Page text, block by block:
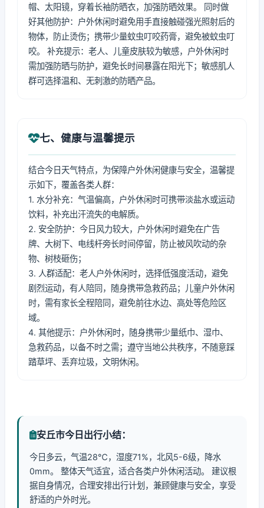
帽、太阳镜，穿着长袖防晒衣，加强防晒效果。 同时做
好其他防护：户外休闲时避免用手直接触碰强光照射后的
物体，防止烫伤；携带少量蚊虫叮咬药膏，避免被蚊虫叮
咬。 补充提示：老人、儿童皮肤较为敏感，户外休闲时
需加强防晒与防护，避免长时间暴露在阳光下；敏感肌人
群可选择温和、无刺激的防晒产品。
七、健康与温馨提示
结合今日天气特点，为保障户外休闲健康与安全，温馨提
示如下，覆盖各类人群：
1. 水分补充：气温偏高，户外休闲时可携带淡盐水或运动
饮料，补充出汗流失的电解质。
2. 安全防护：今日风力较大，户外休闲时避免在广告
牌、大树下、电线杆旁长时间停留，防止被风吹动的杂
物、树枝砸伤；
3. 人群适配：老人户外休闲时，选择低强度活动，避免
剧烈运动，有人陪同，随身携带急救药品；儿童户外休闲
时，需有家长全程陪同，避免前往水边、高处等危险区
域。
4. 其他提示：户外休闲时，随身携带少量纸巾、湿巾、
急救药品，以备不时之需；遵守当地公共秩序，不随意踩
踏草坪、丢弃垃圾，文明休闲。
安丘市今日出行小结：
今日多云，气温28℃，湿度71%，北风5-6级，降水
0mm。 整体天气适宜，适合各类户外休闲活动。 建议根
据自身情况，合理安排出行计划，兼顾健康与安全，享受
舒适的户外时光。